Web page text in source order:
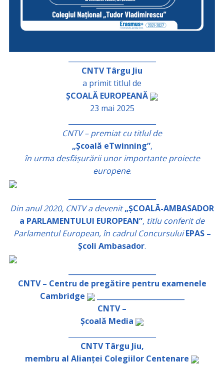
CNTV Târgu Jiu
a primit titlul de
ȘCOALĂ EUROPEANĂ
23 mai 2025
CNTV – premiat cu titlul de
„Școală eTwinning”,
în urma desfășurării unor importante proiecte
europene.
Din anul 2020, CNTV a devenit „ȘCOALĂ-AMBASADOR
a PARLAMENTULUI EUROPEAN”, titlu conferit de
Parlamentul European, în cadrul Concursului EPAS –
Școli Ambasador.
CNTV – Centru de pregătire pentru examenele
Cambridge
_________________________
CNTV –
Școală Media
CNTV Târgu Jiu,
membru al Alianței Colegiilor Centenare